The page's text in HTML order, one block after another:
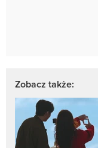
Zobacz także: